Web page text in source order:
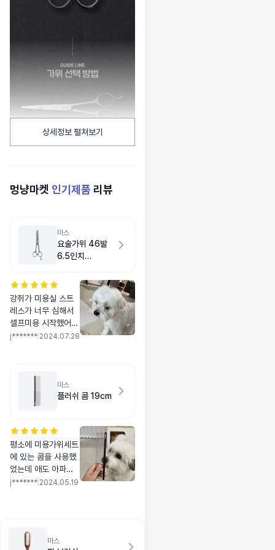
상세정보 펼쳐보기
멍냥마켓 인기제품 리뷰
마스
요술가위 46발
6.5인치
강쥐가 미용실 스트
레스가 너무 심해서
셀프미용 시작했어요
숱가위 저렴이 쓰다
가더라도 한번 미용
실 갈 비용이니까 과
감히 질렀는지 확실
안되게 절삭력이 좋
습니다 셀프미용은
삐뚤빼뚤 어쩔 수 없
네요 그나마 이 숱가
위는 삐뚤빼뚤은 덜
j******* 2024.07.28
마스
플러쉬 콤 19cm
평소에 미용가위세트
에 있는 콤을 사용했
었는데 애도 아파하
는 것 같고 무게가 무
우연히 알게 돼서 구
매해봤는데 넘 좋네
j******* 2024.05.19
마스